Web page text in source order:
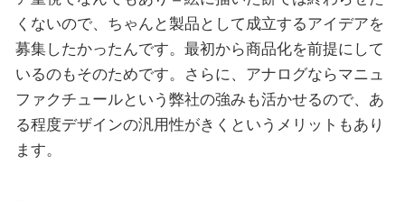
くないので、ちゃんと製品として成立するアイデアを
募集したかったんです。最初から商品化を前提にして
いるのもそのためです。さらに、アナログならマニュ
ファクチュールという弊社の強みも活かせるので、あ
る程度デザインの汎用性がきくというメリットもあり
ます。